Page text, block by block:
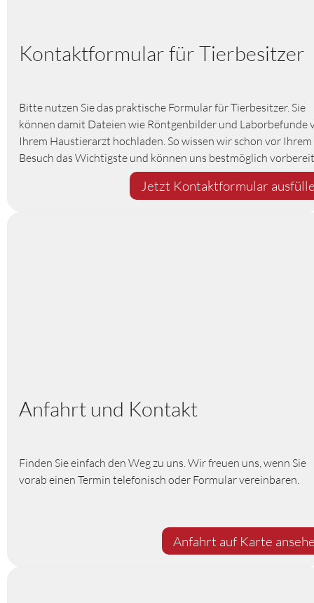
Kontaktformular für Tierbesitzer
Bitte nutzen Sie das praktische Formular für Tierbesitzer. Sie
können damit Dateien wie Röntgenbilder und Laborbefunde
Ihrem Haustierarzt hochladen. So wissen wir schon vor Ihrem
Besuch das Wichtigste und können uns bestmöglich
Jetzt Kontaktformular
Anfahrt und Kontakt
Finden Sie einfach den Weg zu uns. Wir freuen uns, wenn Sie
vorab einen Termin telefonisch oder Formular vereinbaren.
Anfahrt auf Karte